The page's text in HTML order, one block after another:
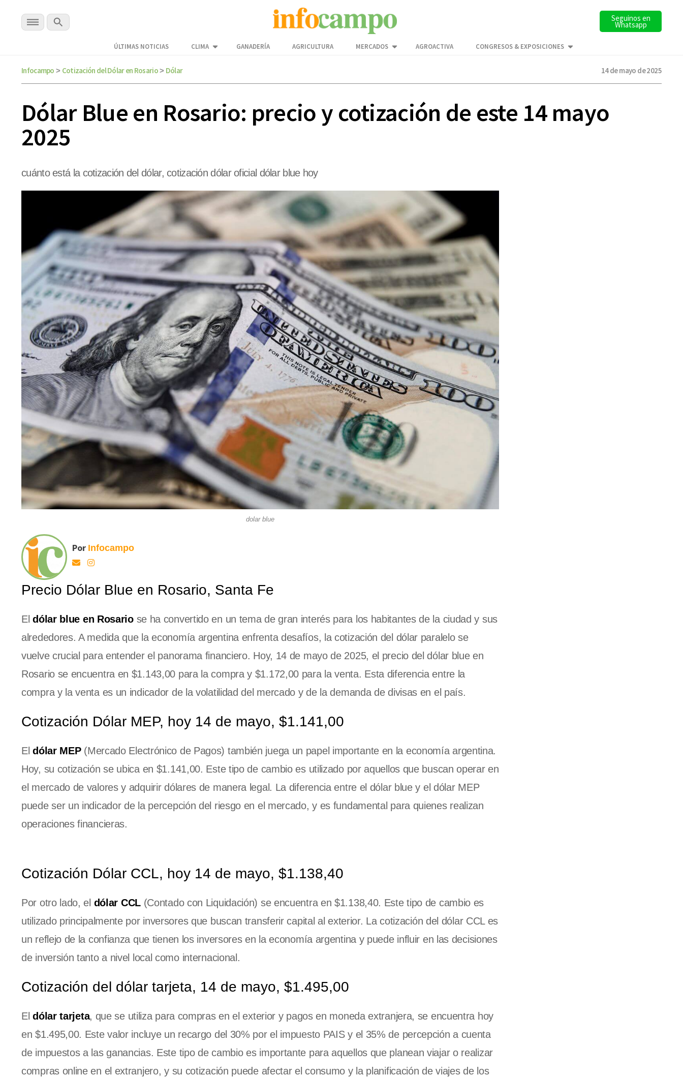
Seguinos en
Whatsapp
ÚLTIMAS NOTICIAS CLIMA GANADERÍA AGRICULTURA MERCADOS AGROACTIVA CONGRESOS & EXPOSICIONES
Infocampo > Cotización del Dólar en Rosario> Dólar 14 de mayo de 2025
Dólar Blue en Rosario: precio y cotización de este 14 mayo
2025
cuánto está la cotización del dólar, cotización dólar oficial dólar blue hoy
dolar blue
Por Infocampo
Precio Dólar Blue en Rosario, Santa Fe
Eldólar blue en Rosariose ha convertido en un tema de gran interés para los habitantes de la ciudad y sus
alrededores. A medida que la economía argentina enfrenta desafíos, la cotización del dólar paralelo se
vuelve crucial para entender el panorama financiero. Hoy, 14 de mayo de 2025, el precio del dólar blue en
Rosario se encuentra en $1.143,00 para la compra y $1.172,00 para la venta. Esta diferencia entre la
compra y la venta es un indicador de la volatilidad del mercado y de la demanda de divisas en el país.
Cotización Dólar MEP, hoy 14 de mayo, $1.141,00
Eldólar MEP(Mercado Electrónico de Pagos) también juega un papel importante en la economía argentina.
Hoy, su cotización se ubica en $1.141,00. Este tipo de cambio es utilizado por aquellos que buscan operar en
el mercado de valores y adquirir dólares de manera legal. La diferencia entre el dólar blue y el dólar MEP
puede ser un indicador de la percepción del riesgo en el mercado, y es fundamental para quienes realizan
operaciones financieras.
Cotización Dólar CCL, hoy 14 de mayo, $1.138,40
Por otro lado, el dólar CCL(Contado con Liquidación) se encuentra en $1.138,40. Este tipo de cambio es
utilizado principalmente por inversores que buscan transferir capital al exterior. La cotización del dólar CCL es
un reflejo de la confianza que tienen los inversores en la economía argentina y puede influir en las decisiones
de inversión tanto a nivel local como internacional.
Cotización del dólar tarjeta, 14 de mayo, $1.495,00
Eldólar tarjeta, que se utiliza para compras en el exterior y pagos en moneda extranjera, se encuentra hoy
en $1.495,00. Este valor incluye un recargo del 30% por el impuesto PAIS y el 35% de percepción a cuenta
de impuestos a las ganancias. Este tipo de cambio es importante para aquellos que planean viajar o realizar
compras online en el extranjero, y su cotización puede afectar el consumo y la planificación de viajes de los